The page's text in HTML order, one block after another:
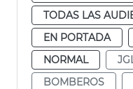
TODAS LAS
EN PORTADA
NORMAL
BOMBEROS